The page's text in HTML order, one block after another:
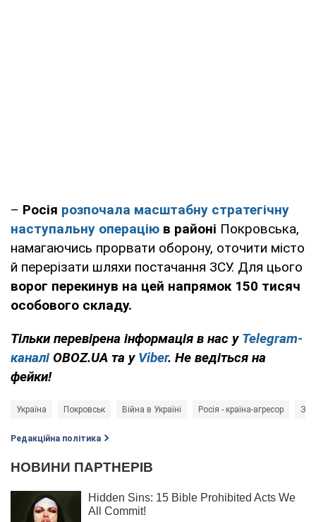
– Росія розпочала масштабну стратегічну
наступальну операцію в районі Покровська,
намагаючись прорвати оборону, оточити місто
й перерізати шляхи постачання ЗСУ. Для цього
ворог перекинув на цей напрямок 150 тисяч
особового складу.
Тільки перевірена інформація в нас у Telegram-
каналі OBOZ.UA та у Viber. Не ведіться на
фейки!
Україна Покровськ Війна в Україні Росія - країна-агресор
Редакційна політика